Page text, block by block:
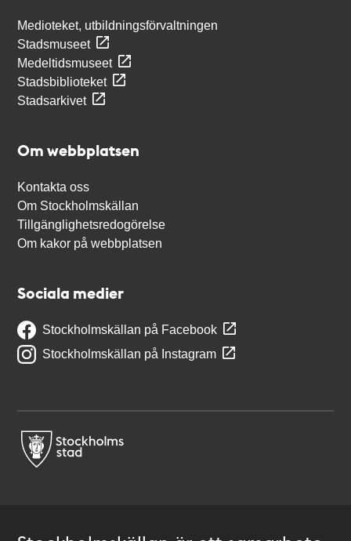
Medioteket, utbildningsförvaltningen
Stadsmuseet
Medeltidsmuseet
Stadsbiblioteket
Stadsarkivet
Om webbplatsen
Kontakta oss
Om Stockholmskällan
Tillgänglighetsredogörelse
Om kakor på webbplatsen
Sociala medier
Stockholmskällan på Facebook
Stockholmskällan på Instagram